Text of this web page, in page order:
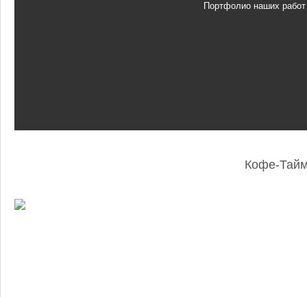
Портфолио наших работ
Кофе-